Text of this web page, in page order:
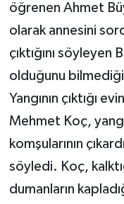
öğrenen Ahmet
olarak annesini
çıktığını
olduğunu
Yangının çıktığı
Mehmet Koç,
komşularının
söyledi. Koç,
dumanların